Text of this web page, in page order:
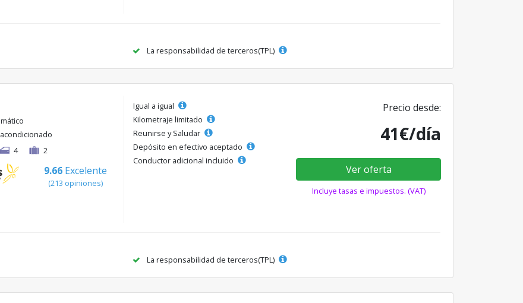
La responsabilidad de terceros(TPL)
4 2
9.66 Excelente
(213 opiniones)
Igual a igual
Kilometraje limitado
Reunirse y Saludar
Depósito en efectivo aceptado
Conductor adicional incluido
Precio desde:
41€/día
Ver oferta
Incluye tasas e impuestos. (VAT)
La responsabilidad de terceros(TPL)